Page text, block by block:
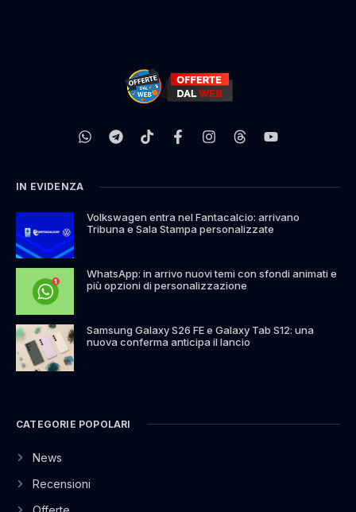
IN EVIDENZA
Volkswagen entra nel Fantacalcio: arrivano
Tribuna e Sala Stampa personalizzate
WhatsApp: in arrivo nuovi temi con sfondi animati e
più opzioni di personalizzazione
Samsung Galaxy S26 FE e Galaxy Tab S12: una
nuova conferma anticipa il lancio
CATEGORIE POPOLARI
News
Recensioni